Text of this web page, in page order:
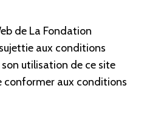
de La Fondation
aux conditions
utilisation de ce site
conformer aux conditions